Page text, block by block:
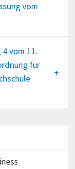
vom
vom 11.
für